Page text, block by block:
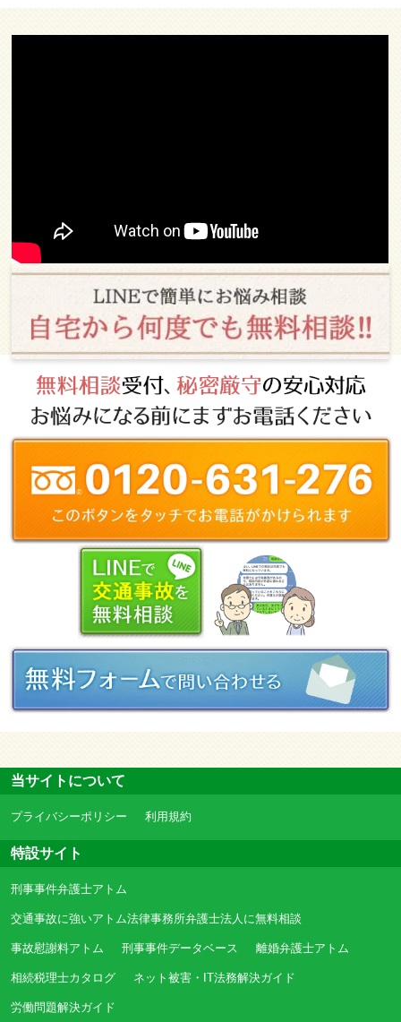
当サイトについて
プライバシーポリシー 利用規約
特設サイト
刑事事件弁護士アトム
交通事故に強いアトム法律事務所弁護士法人に無料相談
事故慰謝料アトム 刑事事件データベース 離婚弁護士アトム
相続税理士カタログ ネット被害・IT法務解決ガイド
労働問題解決ガイド